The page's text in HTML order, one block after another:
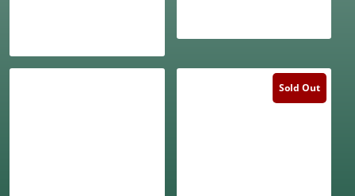
Sold Out